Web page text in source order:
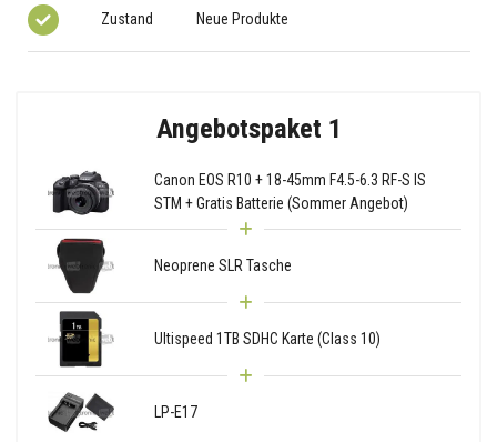
Zustand Neue Produkte
Angebotspaket 1
Canon EOS R10 + 18-45mm F4.5-6.3 RF-S IS
STM + Gratis Batterie (Sommer Angebot)
Neoprene SLR Tasche
Ultispeed 1TB SDHC Karte (Class 10)
LP-E17